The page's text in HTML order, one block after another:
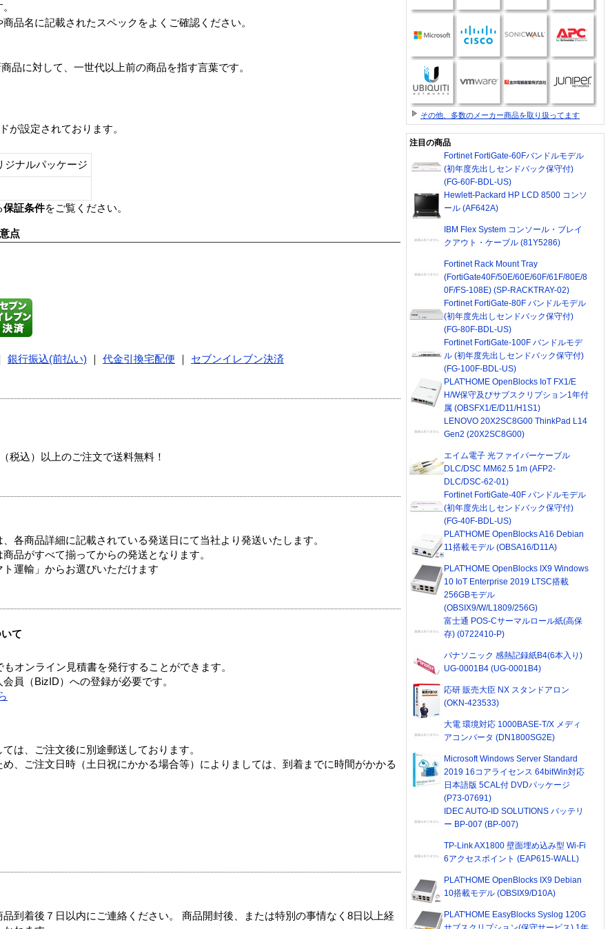
品名に記載されたスペックをよくご確認ください。
品に対して、一世代以上前の商品を指す言葉です。
が設定されております。
ジナルパッケージ
保証条件をご覧ください。
点
銀行振込(前払い) 代金引換宅配便
セブンイレブン決済
税込）以上のご注文で送料無料！
各商品詳細に記載されている発送日にて当社より発送いたします。
品がすべて揃ってからの発送となります。
運輸」からお選びいただけます
て
オンライン見積書を発行することができます。
員（BizID）への登録が必要です。
は、ご注文後に別途郵送しております。
、ご注文日時（土日祝にかかる場合等）によりましては、到着までに時間がかかる
到着後７日以内にご連絡ください。 商品開封後、または特別の事情なく8日以上経
その他、多数のメーカー商品を取り扱ってます
注目の商品
Fortinet FortiGate-60Fバンドルモデル
(初年度先出しセンドバック保守付)
(FG-60F-BDL-US)
Hewlett-Packard HP LCD 8500 コンソ
ール (AF642A)
IBM Flex System コンソール・ブレイ
クアウト・ケーブル (81Y5286)
Fortinet Rack Mount Tray
(FortiGate40F/50E/60E/60F/61F/80E/8
0F/FS-108E) (SP-RACKTRAY-02)
Fortinet FortiGate-80F バンドルモデル
(初年度先出しセンドバック保守付)
(FG-80F-BDL-US)
Fortinet FortiGate-100F バンドルモデ
ル (初年度先出しセンドバック保守付)
(FG-100F-BDL-US)
PLAT'HOME OpenBlocks IoT FX1/E
H/W保守及びサブスクリプション1年付
属 (OBSFX1/E/D11/H1S1)
LENOVO 20X2SC8G00 ThinkPad L14
Gen2 (20X2SC8G00)
エイム電子 光ファイバーケーブル
DLC/DSC MM62.5 1m (AFP2-
DLC/DSC-62-01)
Fortinet FortiGate-40F バンドルモデル
(初年度先出しセンドバック保守付)
(FG-40F-BDL-US)
PLAT'HOME OpenBlocks A16 Debian
11搭載モデル (OBSA16/D11A)
PLAT'HOME OpenBlocks IX9 Windows
10 IoT Enterprise 2019 LTSC搭載
256GBモデル
(OBSIX9/W/L1809/256G)
富士通 POS-Cサーマルロール紙(高保
存) (0722410-P)
パナソニック 感熱記録紙B4(6本入り)
UG-0001B4 (UG-0001B4)
応研 販売大臣 NX スタンドアロン
(OKN-423533)
大電 環境対応 1000BASE-T/X メディ
アコンバータ (DN1800SG2E)
Microsoft Windows Server Standard
2019 16コアライセンス 64bitWin対応
日本語版 5CAL付 DVDパッケージ
(P73-07691)
IDEC AUTO-ID SOLUTIONS バッテリ
ー BP-007 (BP-007)
TP-Link AX1800 壁面埋め込み型 Wi-Fi
6アクセスポイント (EAP615-WALL)
PLAT'HOME OpenBlocks IX9 Debian
10搭載モデル (OBSIX9/D10A)
PLAT'HOME EasyBlocks Syslog 120G